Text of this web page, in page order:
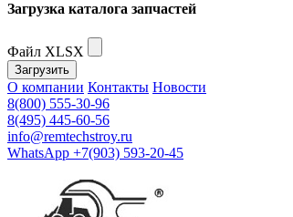
Загрузка каталога запчастей
Файл XLSX
Загрузить
О компании Контакты Новости
8(800) 555-30-96
8(495) 445-60-56
info@remtechstroy.ru
WhatsApp +7(903) 593-20-45